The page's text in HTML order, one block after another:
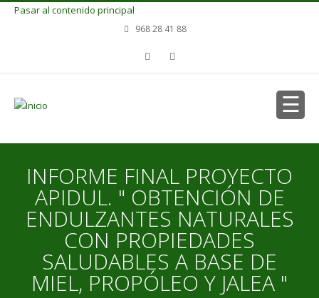
Pasar al contenido principal
968 28 41 88
INFORME FINAL PROYECTO
APIDUL. " OBTENCIÓN DE
ENDULZANTES NATURALES
CON PROPIEDADES
SALUDABLES A BASE DE
MIEL, PROPÓLEO Y JALEA "